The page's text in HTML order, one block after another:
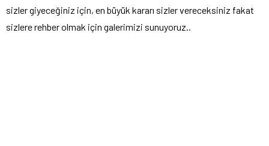
sizler giyeceğiniz için, en büyük kararı sizler vereceksiniz fakat
sizlere rehber olmak için galerimizi sunuyoruz..